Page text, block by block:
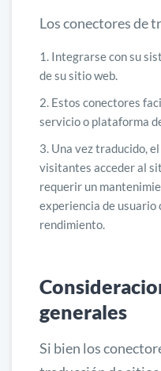
Los conectores de
Integrarse con su
de su sitio web.
Estos conectores
servicio o plataforma
Una vez traducido,
visitantes acceder al
requerir un
experiencia de usuario
rendimiento.
generales
Si bien los